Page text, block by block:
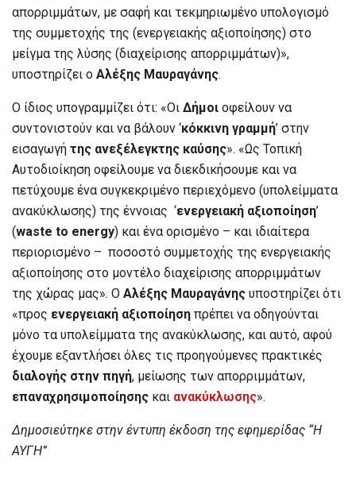
απορριμμάτων, με σαφή και τεκμηριωμένο υπολογισμό
της συμμετοχής της (ενεργειακής αξιοποίησης) στο
μείγμα της λύσης (διαχείρισης απορριμμάτων)»,
υποστηρίζει ο Αλέξης Μαυραγάνης.
Ο ίδιος υπογραμμίζει ότι: «Οι Δήμοι οφείλουν να
συντονιστούν και να βάλουν ‘κόκκινη γραμμή’ στην
εισαγωγή της ανεξέλεγκτης καύσης». «Ως Τοπική
Αυτοδιοίκηση οφείλουμε να διεκδικήσουμε και να
πετύχουμε ένα συγκεκριμένο περιεχόμενο (υπολείμματα
ανακύκλωσης) της έννοιας ‘ενεργειακή αξιοποίηση’
(waste to energy) και ένα ορισμένο – και ιδιαίτερα
περιορισμένο – ποσοστό συμμετοχής της ενεργειακής
αξιοποίησης στο μοντέλο διαχείρισης απορριμμάτων
της χώρας μας». Ο Αλέξης Μαυραγάνης υποστηρίζει ότι
«προς ενεργειακή αξιοποίηση πρέπει να οδηγούνται
μόνο τα υπολείμματα της ανακύκλωσης, και αυτό, αφού
έχουμε εξαντλήσει όλες τις προηγούμενες πρακτικές
διαλογής στην πηγή, μείωσης των απορριμμάτων,
επαναχρησιμοποίησης και ανακύκλωσης».
Δημοσιεύτηκε στην έντυπη έκδοση της εφημερίδας “Η
ΑΥΓΗ”